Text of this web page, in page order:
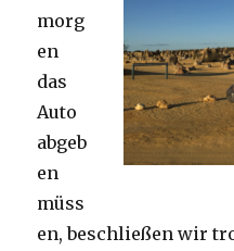
morg
en
das
Auto
abgeb
en
müss
en, beschließen wir